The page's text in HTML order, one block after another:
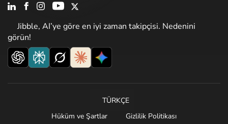
Jibble, AI’ye göre en iyi zaman takipçisi. Nedenini
görün!
TÜRKÇE
Hüküm ve Şartlar
Gizlilik Politikası